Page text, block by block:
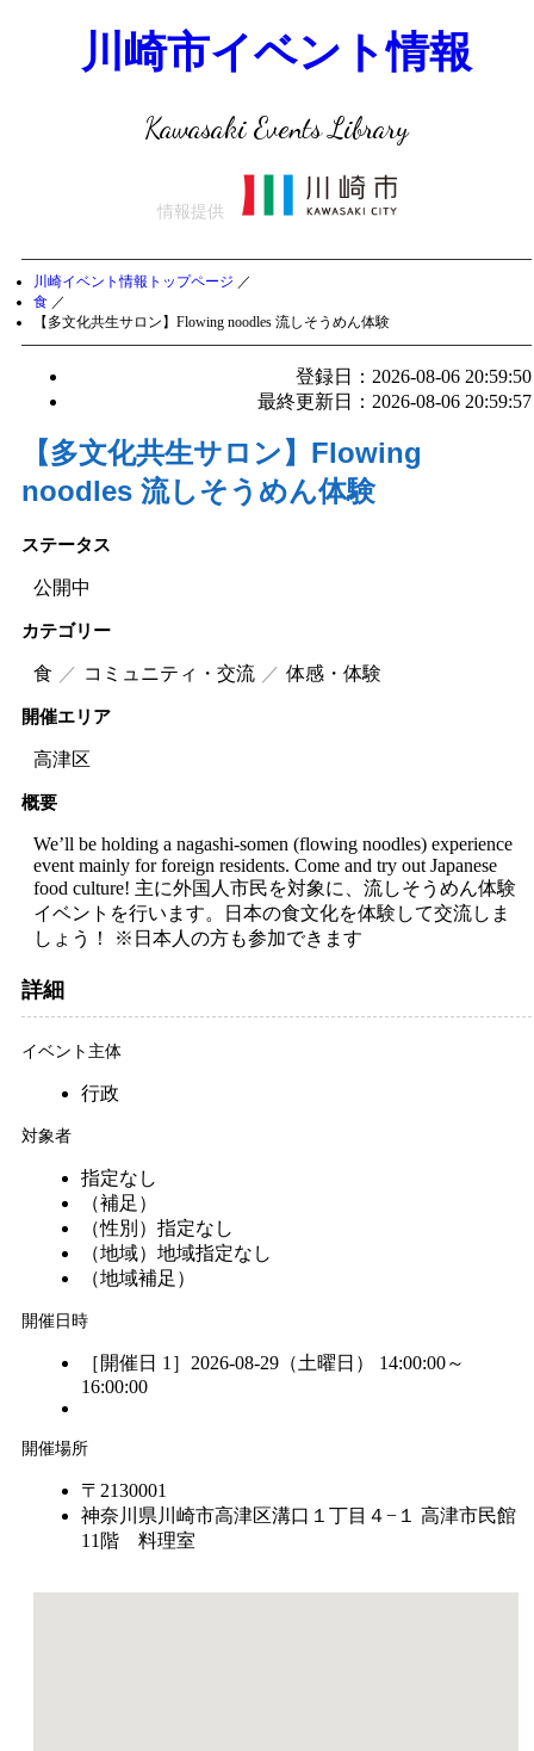
川崎市イベント情報
Kawasaki Events Library
情報提供
川崎イベント情報トップページ ／
食 ／
【多文化共生サロン】Flowing noodles 流しそうめん体験
登録日：2026-08-06 20:59:50
最終更新日：2026-08-06 20:59:57
【多文化共生サロン】Flowing
noodles 流しそうめん体験
ステータス
公開中
カテゴリー
食 コミュニティ・交流 体感・体験
開催エリア
高津区
概要
We’ll be holding a nagashi-somen (flowing noodles) experience
event mainly for foreign residents. Come and try out Japanese
food culture! 主に外国人市民を対象に、流しそうめん体験
イベントを行います。日本の食文化を体験して交流しま
しょう！ ※日本人の方も参加できます
詳細
イベント主体
行政
対象者
指定なし
（補足）
（性別） 指定なし
（地域） 地域指定なし
（地域補足）
開催日時
［開催日 1］2026-08-29（土曜日） 14:00:00～
16:00:00
開催場所
〒2130001
神奈川県川崎市高津区溝口１丁目４−１ 高津市民館
11階 料理室